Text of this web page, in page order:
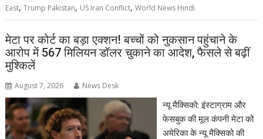
East,Trump Pakistan, US Iran Conflict,World News Hindi
मेटा पर कोर्ट का बड़ा एक्शन! बच्चों को नुकसान पहुंचाने के
आरोप में 567 मिलियन डॉलर चुकाने का आदेश, फैसले से बढ़ीं
मुश्किलें
August 7, 2026 News Desk
न्यू मैक्सिको: इंस्टाग्राम और
फेसबुक की मूल कंपनी मेटा को
अमेरिका के न्यू मैक्सिको की